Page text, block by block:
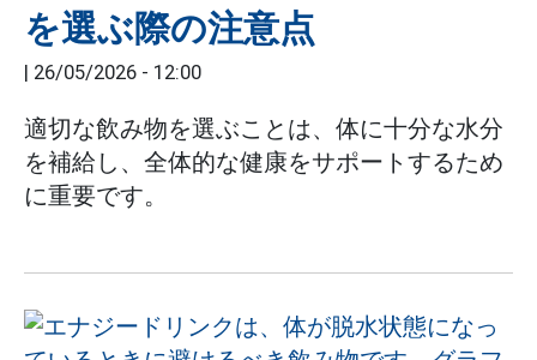
を選ぶ際の注意点
| 26/05/2026 - 12:00
適切な飲み物を選ぶことは、体に十分な水分
を補給し、全体的な健康をサポートするため
に重要です。